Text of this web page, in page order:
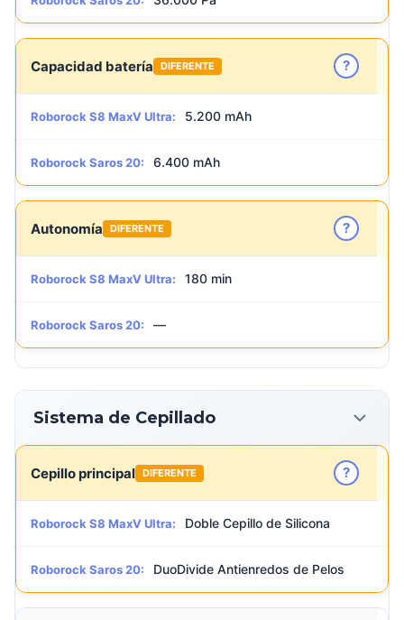
Capacidad batería DIFERENTE ?
Roborock S8 MaxV Ultra: 5.200 mAh
Roborock Saros 20: 6.400 mAh
Autonomía DIFERENTE ?
Roborock S8 MaxV Ultra: 180 min
Roborock Saros 20: —
Sistema de Cepillado
Cepillo principal DIFERENTE ?
Roborock S8 MaxV Ultra: Doble Cepillo de Silicona
Roborock Saros 20: DuoDivide Antienredos de Pelos